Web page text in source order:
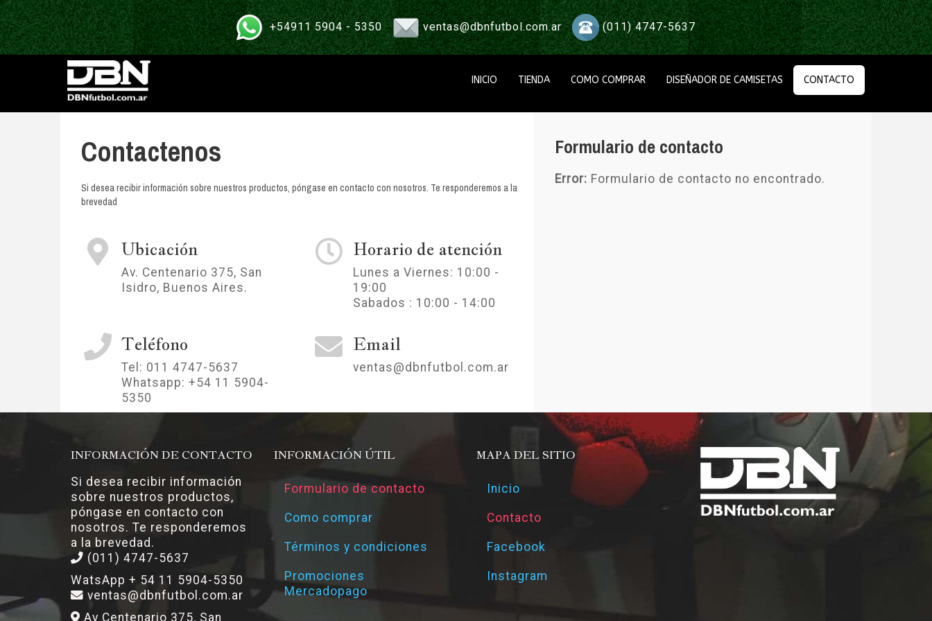
+54911 5904 - 5350 ventas@dbnfutbol.com.ar (011) 4747-5637
INICIO TIENDA COMO COMPRAR DISEÑADOR DE CAMISETAS CONTACTO
Contactenos
Si desea recibir información sobre nuestros productos, póngase en contacto con nosotros. Te responderemos a la
brevedad
Ubicación
Av. Centenario 375, San
Isidro, Buenos Aires.
Horario de atención
Lunes a Viernes: 10:00 -
19:00
Sabados : 10:00 - 14:00
Teléfono
Tel: 011 4747-5637
Whatsapp: +54 11 5904-
5350
Email
ventas@dbnfutbol.com.ar
Formulario de contacto
Error: Formulario de contacto no encontrado.
INFORMACIÓN DE CONTACTO
Si desea recibir información
sobre nuestros productos,
póngase en contacto con
nosotros. Te responderemos
a la brevedad.
(011) 4747-5637
WatsApp + 54 11 5904-5350
ventas@dbnfutbol.com.ar
Av Centenario 375, San
INFORMACIÓN ÚTIL
Formulario de contacto
Como comprar
Términos y condiciones
Promociones
Mercadopago
MAPA DEL SITIO
Inicio
Contacto
Facebook
Instagram